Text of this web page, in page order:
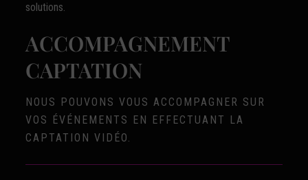
solutions.
ACCOMPAGNEMENT
CAPTATION
NOUS POUVONS VOUS ACCOMPAGNER SUR
VOS ÉVÉNEMENTS EN EFFECTUANT LA
CAPTATION VIDÉO.